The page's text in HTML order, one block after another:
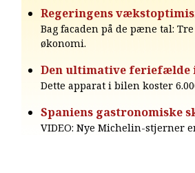
Regeringens
Bag facaden på de pæne tal:
økonomi.
Den ultimative feriefælde
Dette apparat i bilen koster
Spaniens gastronomiske
VIDEO: Nye Michelin-stjerner